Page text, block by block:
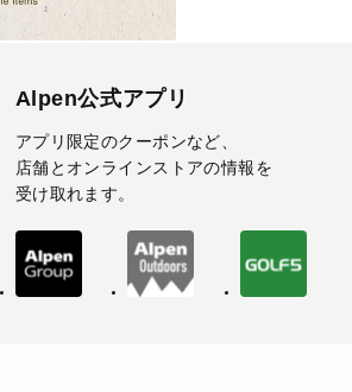
Alpen公式アプリ
アプリ限定のクーポンなど、
店舗とオンラインストアの情報を
受け取れます。